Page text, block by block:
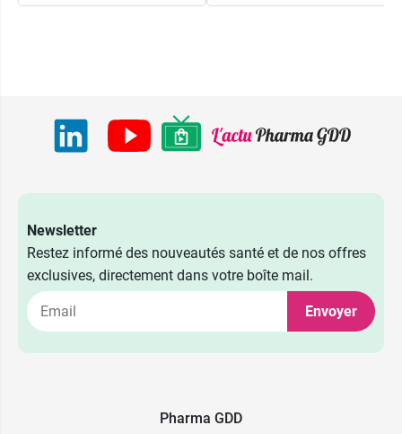
400 ml 9,99 €
14,99 €
100 ml
Newsletter
Restez informé des nouveautés santé et de nos offres
exclusives, directement dans votre boîte mail.
Envoyer
Pharma GDD